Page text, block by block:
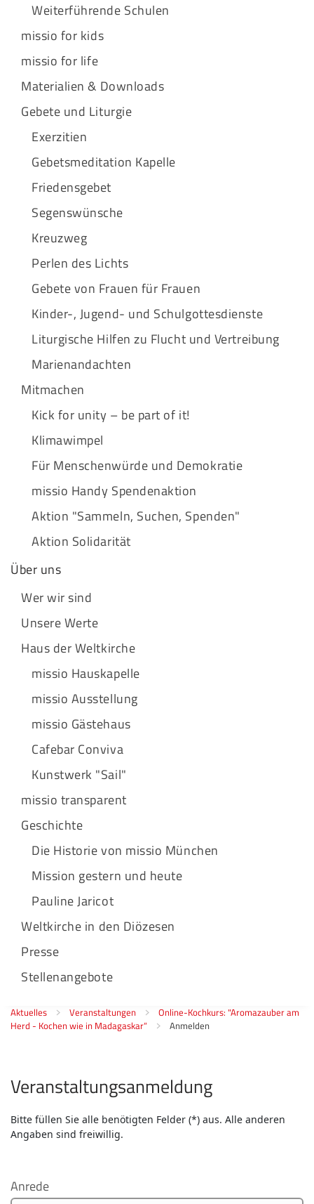
Weiterführende Schulen
missio for kids
missio for life
Materialien & Downloads
Gebete und Liturgie
Exerzitien
Gebetsmeditation Kapelle
Friedensgebet
Segenswünsche
Kreuzweg
Perlen des Lichts
Gebete von Frauen für Frauen
Kinder-, Jugend- und Schulgottesdienste
Liturgische Hilfen zu Flucht und Vertreibung
Marienandachten
Mitmachen
Kick for unity – be part of it!
Klimawimpel
Für Menschenwürde und Demokratie
missio Handy Spendenaktion
Aktion "Sammeln, Suchen, Spenden"
Aktion Solidarität
Über uns
Wer wir sind
Unsere Werte
Haus der Weltkirche
missio Hauskapelle
missio Ausstellung
missio Gästehaus
Cafebar Conviva
Kunstwerk "Sail"
missio transparent
Geschichte
Die Historie von missio München
Mission gestern und heute
Pauline Jaricot
Weltkirche in den Diözesen
Presse
Stellenangebote
Aktuelles Veranstaltungen
Online-Kochkurs: "Aromazauber am
Herd - Kochen wie in Madagaskar“
Anmelden
Veranstaltungsanmeldung
Bitte füllen Sie alle benötigten Felder (*) aus. Alle anderen
Angaben sind freiwillig.
Anrede